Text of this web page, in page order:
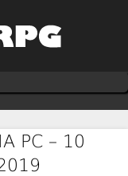
PC – 10